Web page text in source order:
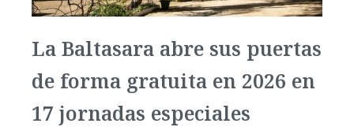
La Baltasara abre sus puertas
de forma gratuita en 2026 en
17 jornadas especiales